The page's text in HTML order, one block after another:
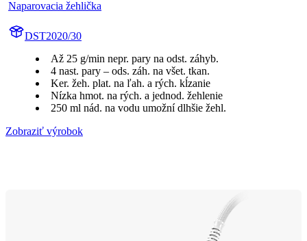
Naparovacia žehlička
DST2020/30
Až 25 g/min nepr. pary na odst. záhyb.
4 nast. pary – ods. záh. na všet. tkan.
Ker. žeh. plat. na ľah. a rých. kĺzanie
Nízka hmot. na rých. a jednod. žehlenie
250 ml nád. na vodu umožní dlhšie žehl.
Zobraziť výrobok